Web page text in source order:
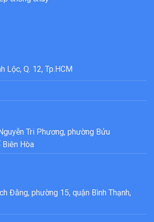
Lộc, Q. 12, Tp.HCM
Tri Phương, phường Bửu
Biên Hòa
Đằng, phường 15, quận Bình Thạnh,